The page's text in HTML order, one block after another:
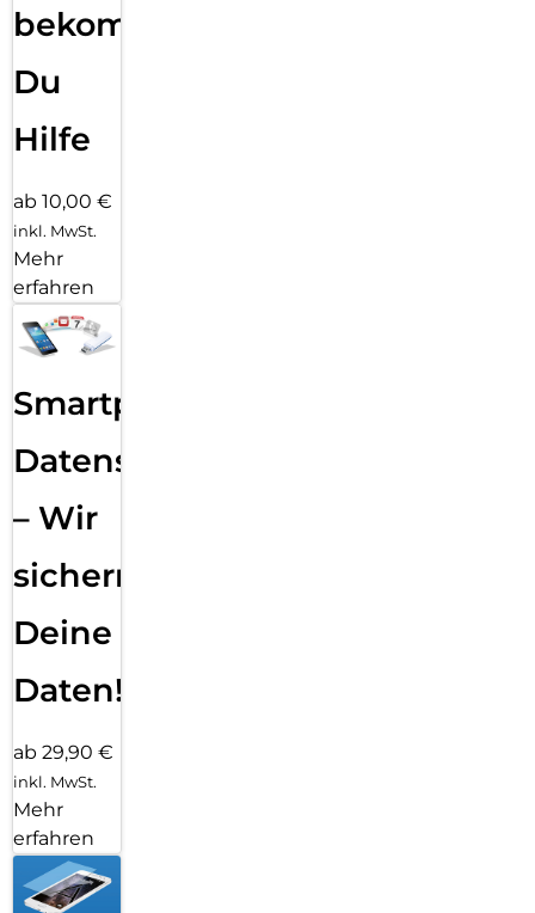
bekommst
Du
Hilfe
ab 10,00 €
inkl. MwSt.
Mehr
erfahren
Smartphone
Datensicherung
– Wir
sichern
Deine
Daten!
ab 29,90 €
inkl. MwSt.
Mehr
erfahren